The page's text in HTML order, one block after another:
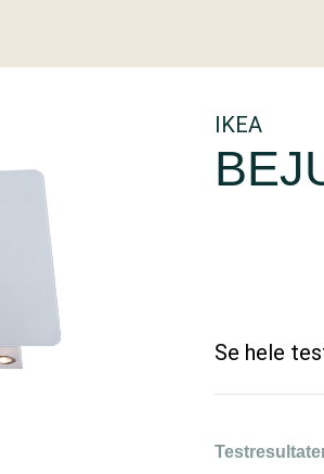
IKEA
Se hele